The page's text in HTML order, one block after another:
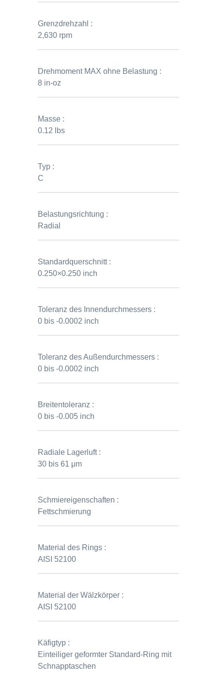
Grenzdrehzahl :
2,630 rpm
Drehmoment MAX ohne Belastung :
8 in-oz
Masse :
0.12 lbs
Typ :
C
Belastungsrichtung :
Radial
Standardquerschnitt :
0.250×0.250 inch
Toleranz des Innendurchmessers :
0 bis -0.0002 inch
Toleranz des Außendurchmessers :
0 bis -0.0002 inch
Breitentoleranz :
0 bis -0.005 inch
Radiale Lagerluft :
30 bis 61 μm
Schmiereigenschaften :
Fettschmierung
Material des Rings :
AISI 52100
Material der Wälzkörper :
AISI 52100
Käfigtyp :
Einteiliger geformter Standard-Ring mit
Schnapptaschen